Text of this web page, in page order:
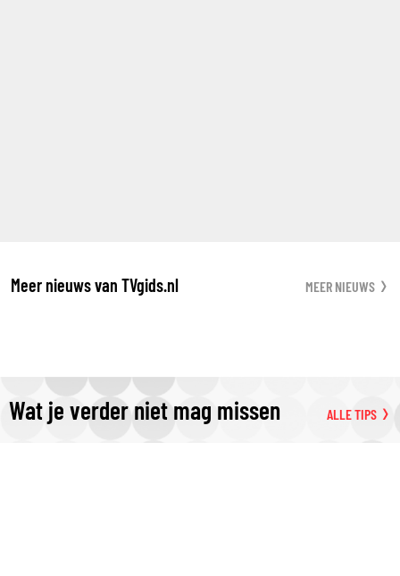
Meer nieuws van TVgids.nl MEER NIEUWS
Wat je verder niet mag missen ALLE TIPS